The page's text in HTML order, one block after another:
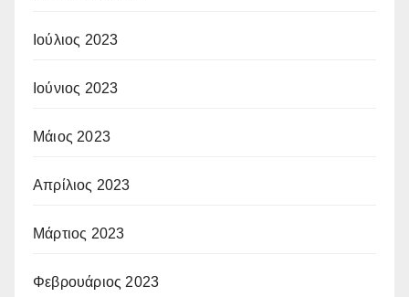
Ιούλιος 2023
Ιούνιος 2023
Μάιος 2023
Απρίλιος 2023
Μάρτιος 2023
Φεβρουάριος 2023